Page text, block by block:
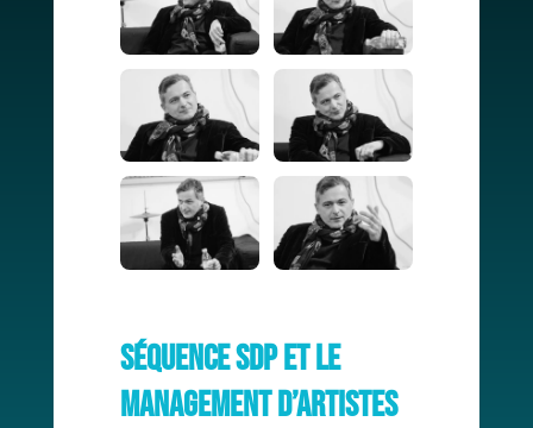
Séquence SDP et le
management d’artistes